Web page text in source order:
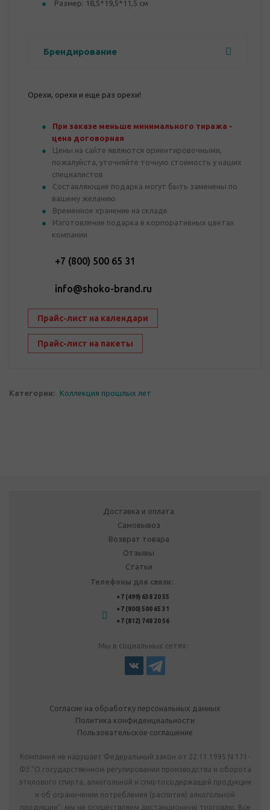
Размер: 18,5*19,5*11,5 см
Брендирование
Орехи, орехи и еще раз орехи!
При заказе меньше минимального тиража -
цена договорная
Цены на сайте являются ориентировочными,
пожалуйста, уточняйте точную стоимость у наших
специалистов
Составляющие подарка могут быть заменены по
вашему желанию
Временное хранение на складе
Изготовление подарка в корпоративных цветах
компании
+7 (800) 500 65 31
info@shoko-brand.ru
Прайс-лист на календари
Прайс-лист на пакеты
Категории: Коллекция прошлых лет
Доставка и оплата
Самовывоз
Возврат товара
Отзывы
Статьи
Телефоны для связи:
+7 (499) 638 20 55
+7 (800) 500 65 31
+7 (812) 748 20 56
Мы в социальных сетях:
Согласие на обработку персональных данных
Политика конфиденциальности
Пользовательское соглашение
Компания не нарушает Федеральный закон от 22.11.1995 N 171-
ФЗ "О государственном регулировании производства и оборота
этилового спирта, алкогольной и спиртосодержащей продукции
и об ограничении потребления (распития) алкогольной
продукции": мы не осуществляем дистанционную торговлю. Все